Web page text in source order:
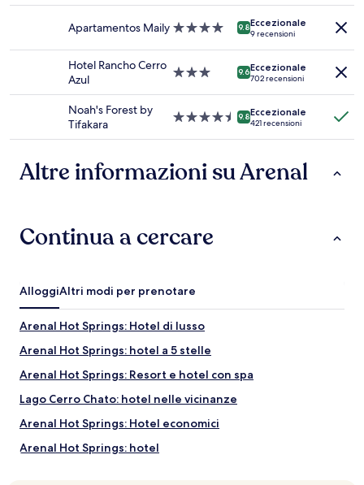
cambiare.
previste
stelle
Apartamentos Maily Struttura
stelle
9.8Eccezionale
9 recensioni
Hotel Rancho Cerro
Azul
Struttura
stelle
9.6Eccezionale
702 recensioni
Noah's Forest by
Tifakara
Struttura
stelle
9.8Eccezionale
421 recensioni
Altre informazioni su Arenal
Continua a cercare
AlloggiAltri modi per prenotare
Arenal Hot Springs: Hotel di lusso
Arenal Hot Springs: hotel a 5 stelle
Arenal Hot Springs: Resort e hotel con spa
Lago Cerro Chato: hotel nelle vicinanze
Arenal Hot Springs: Hotel economici
Arenal Hot Springs: hotel